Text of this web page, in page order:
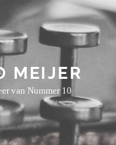
MEIJER
van Nummer 10